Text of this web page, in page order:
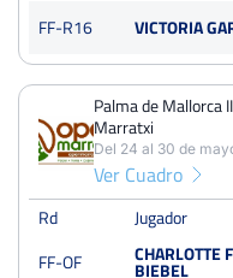
FF-R16
VICTORIA
Palma de Mallorca
Marratxi
Del 24 al 30 de
Ver Cuadro
Rd Jugador
FF-OF
CHARLOTTE
BIEBEL